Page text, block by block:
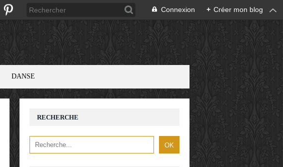
Connexion + Créer mon blog
DANSE
RECHERCHE